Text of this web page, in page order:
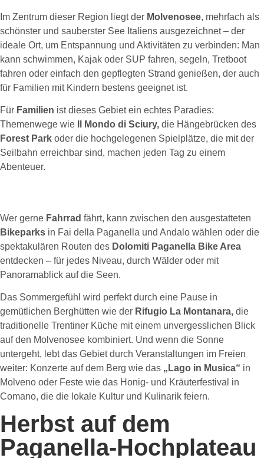
Im Zentrum dieser Region liegt der Molvenosee, mehrfach als
schönster und sauberster See Italiens ausgezeichnet – der
ideale Ort, um Entspannung und Aktivitäten zu verbinden: Man
kann schwimmen, Kajak oder SUP fahren, segeln, Tretboot
fahren oder einfach den gepflegten Strand genießen, der auch
für Familien mit Kindern bestens geeignet ist.
Für Familien ist dieses Gebiet ein echtes Paradies:
Themenwege wie
Il Mondo di Sciury, die Hängebrücken des
Forest Park oder die hochgelegenen Spielplätze, die mit der
Seilbahn erreichbar sind, machen jeden Tag zu einem
Abenteuer.
Wer gerne Fahrrad fährt, kann zwischen den ausgestatteten
Bikeparks in Fai della Paganella und Andalo wählen oder die
spektakulären Routen des Dolomiti Paganella Bike Area
entdecken – für jedes Niveau, durch Wälder oder mit
Panoramablick auf die Seen.
Das Sommergefühl wird perfekt durch eine Pause in
gemütlichen Berghütten wie der Rifugio La Montanara, die
traditionelle Trentiner Küche mit einem unvergesslichen Blick
auf den Molvenosee kombiniert. Und wenn die Sonne
untergeht, lebt das Gebiet durch Veranstaltungen im Freien
weiter: Konzerte auf dem Berg wie das „Lago in Musica“ in
Molveno oder Feste wie das Honig- und Kräuterfestival in
Comano, die die lokale Kultur und Kulinarik feiern.
Herbst auf dem
Paganella-Hochplateau